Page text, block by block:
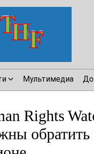
Мультимедиа
Rights